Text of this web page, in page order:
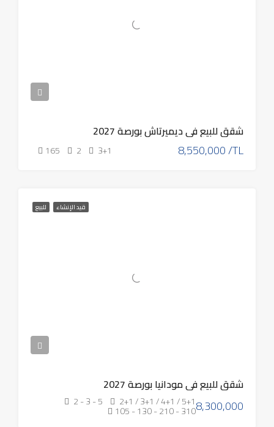
شقق للبيع في ديميرتاش بورصة 2027
8,550,000 /TL
3+1
2
165
قيد الإنشاء للبيع
شقق للبيع في مودانيا بورصة 2027
8,300,000
2+1 / 3+1 / 4+1 / 5+1
2 - 3 - 5
105 - 130 - 210 - 310